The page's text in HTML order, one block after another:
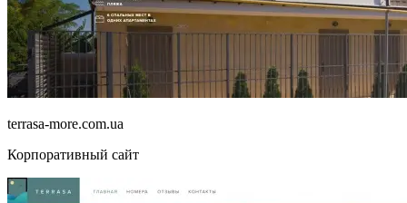
terrasa-more.com.ua
Корпоративный сайт